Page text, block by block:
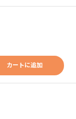
カートに追加